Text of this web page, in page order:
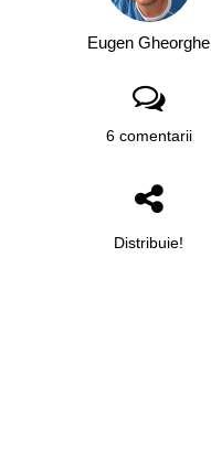
Eugen Gheorghe
6 comentarii
Distribuie!